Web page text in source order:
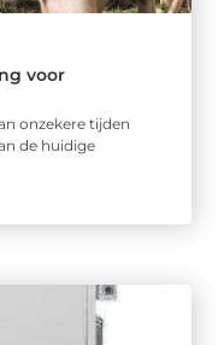
voor
onzekere tijden
de huidige